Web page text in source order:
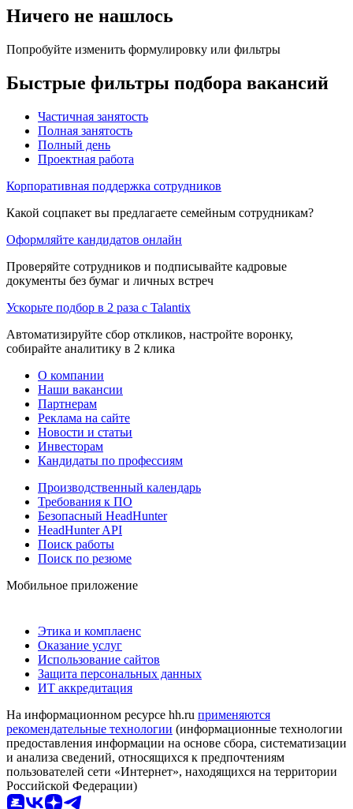
Ничего не нашлось
Попробуйте изменить формулировку или фильтры
Быстрые фильтры подбора вакансий
Частичная занятость
Полная занятость
Полный день
Проектная работа
Корпоративная поддержка сотрудников
Какой соцпакет вы предлагаете семейным сотрудникам?
Оформляйте кандидатов онлайн
Проверяйте сотрудников и подписывайте кадровые
документы без бумаг и личных встреч
Ускорьте подбор в 2 раза с Talantix
Автоматизируйте сбор откликов, настройте воронку,
собирайте аналитику в 2 клика
О компании
Наши вакансии
Партнерам
Реклама на сайте
Новости и статьи
Инвесторам
Кандидаты по профессиям
Производственный календарь
Требования к ПО
Безопасный HeadHunter
HeadHunter API
Поиск работы
Поиск по резюме
Мобильное приложение
Этика и комплаенс
Оказание услуг
Использование сайтов
Защита персональных данных
ИТ аккредитация
На информационном ресурсе hh.ru применяются
рекомендательные технологии (информационные технологии
предоставления информации на основе сбора, систематизации
и анализа сведений, относящихся к предпочтениям
пользователей сети «Интернет», находящихся на территории
Российской Федерации)